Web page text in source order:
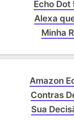
Echo Dot
Alexa
Minha
Amazon
Contras
Sua